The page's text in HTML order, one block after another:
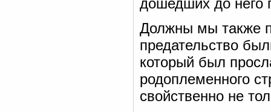
дошедших до него
Должны мы также
предательство
который был
родоплеменного
свойственно не